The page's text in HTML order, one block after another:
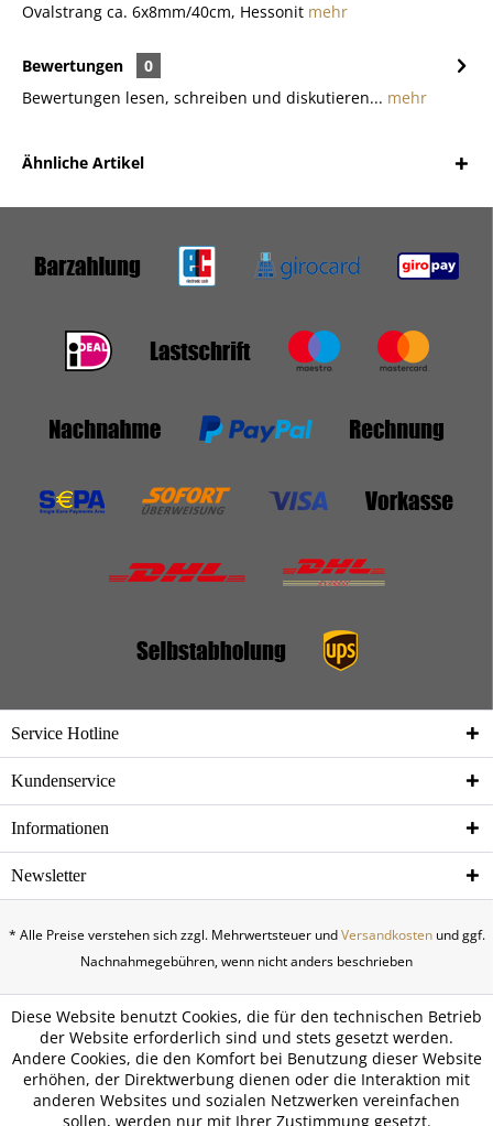
Ovalstrang ca. 6x8mm/40cm, Hessonit mehr
Bewertungen
0
Bewertungen lesen, schreiben und diskutieren... mehr
Ähnliche Artikel
Service Hotline
Kundenservice
Informationen
Newsletter
* Alle Preise verstehen sich zzgl. Mehrwertsteuer undVersandkostenund ggf.
Nachnahmegebühren, wenn nicht anders beschrieben
Diese Website benutzt Cookies, die für den technischen Betrieb
der Website erforderlich sind und stets gesetzt werden.
Andere Cookies, die den Komfort bei Benutzung dieser Website
erhöhen, der Direktwerbung dienen oder die Interaktion mit
anderen Websites und sozialen Netzwerken vereinfachen
sollen, werden nur mit Ihrer Zustimmung gesetzt.